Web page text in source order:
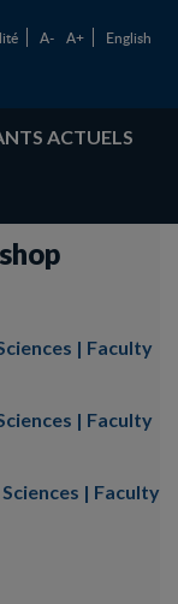
A- A+ English
ACTUELS
| Faculty
| Faculty
| Faculty